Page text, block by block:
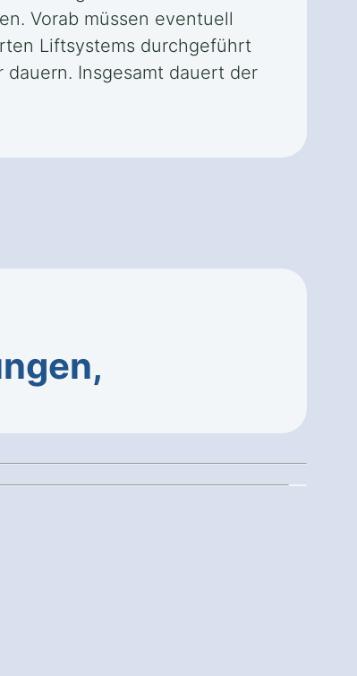
Vorab müssen eventuell
Liftsystems durchgeführt
Insgesamt dauert der